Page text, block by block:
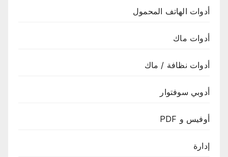
أدوات الهاتف المحمول
أدوات ماك
أدوات نظافة / ماك
أدوبي سوفتوار
أوفيس و PDF
إدارة